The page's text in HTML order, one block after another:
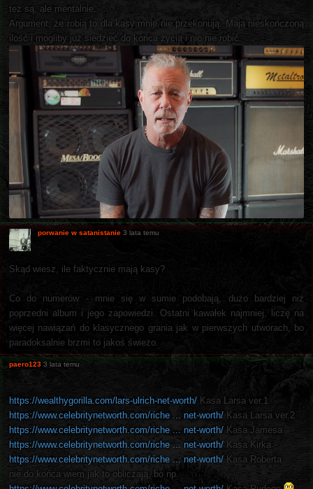
też są, ale mentalnie.
Argument, że robią to dla kasy mnie nie przekonują. Mają nieskończoną
ilość i mogliby już siedzieć do końca życia i nic nie robić.
porwanie w satanistanie 3 lata temu
Skąd wiesz, ile faktycznie mają kasy?
Co do numerów - mnie się w sumie podobają, dużo bardziej niż
poprzedni album i jego zapowiedzi. Ostatni kawałek najmniej, liczę na
więcej nawiązań do klasycznego grania jak w pierwszych utworach, bo
paradoksalnie brzmi to jakoś świeżo.
paero123 3 lata temu
https://wealthygorilla.com/lars-ulrich-net-worth/ Kasa Larsa ver.1
https://www.celebritynetworth.com/riche ... net-worth/ Kasa Larsa ver.2
https://www.celebritynetworth.com/riche ... net-worth/ Kasa Jamesa
https://www.celebritynetworth.com/riche ... net-worth/ Kasa Kirka
https://www.celebritynetworth.com/riche ... net-worth/ Kasa Roberta
nie do końca wiem jak to obliczają, bo np.